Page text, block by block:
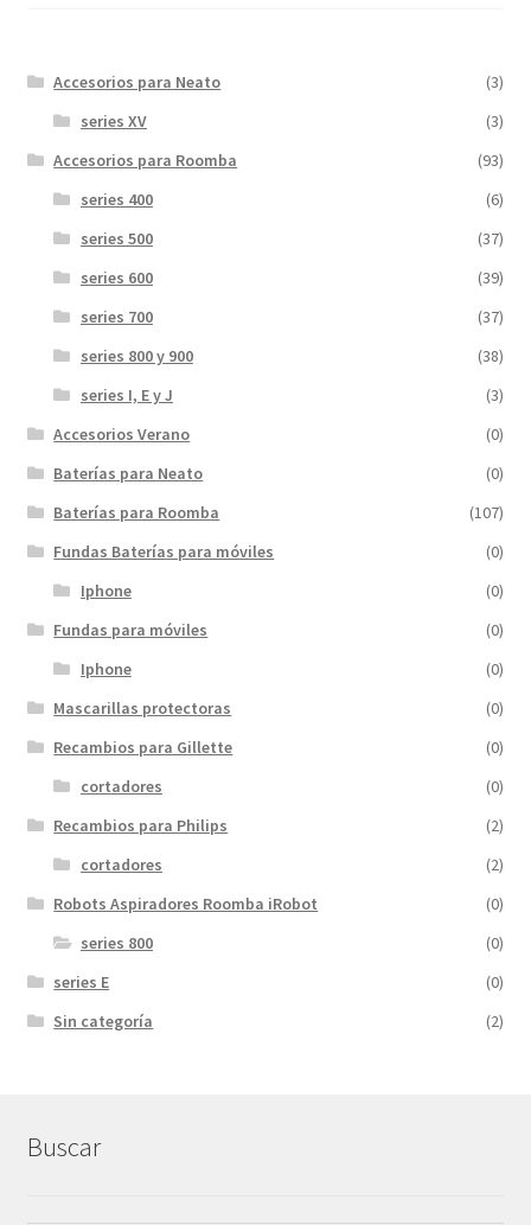
54,99€.32,99€.
Accesorios para Neato
(3)
series XV
(3)
Accesorios para Roomba
(93)
series 400
(6)
series 500
(37)
series 600
(39)
series 700
(37)
series 800 y 900
(38)
series I, E y J
(3)
Accesorios Verano
(0)
Baterías para Neato
(0)
Baterías para Roomba
(107)
Fundas Baterías para móviles
(0)
Iphone
(0)
Fundas para móviles
(0)
Iphone
(0)
Mascarillas protectoras
(0)
Recambios para Gillette
(0)
cortadores
(0)
Recambios para Philips
(2)
cortadores
(2)
Robots Aspiradores Roomba iRobot
(0)
series 800
(0)
series E
(0)
Sin categoría
(2)
Buscar